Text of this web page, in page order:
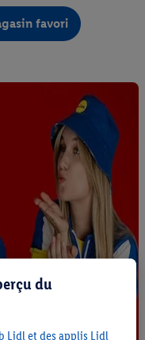
favori
du
Lidl et des applis Lidl